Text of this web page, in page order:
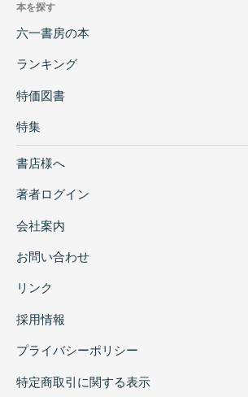
本を探す
六一書房の本
ランキング
特価図書
特集
書店様へ
著者ログイン
会社案内
お問い合わせ
リンク
採用情報
プライバシーポリシー
特定商取引に関する表示